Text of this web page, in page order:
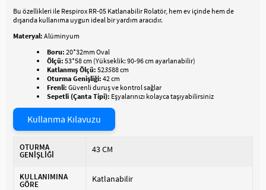
Bu özellikleri ile Respirox RR-05 Katlanabilir Rolatör, hem ev içinde hem de
dışarıda kullanıma uygun ideal bir yardım aracıdır.
Materyal: Alüminyum
Boru: 20*32mm Oval
Ölçü: 53*58 cm (Yükseklik: 90-96 cm ayarlanabilir)
Katlanmış Ölçü: 523588 cm
Oturma Genişliği: 42 cm
Frenli: Güvenli duruş ve kontrol sağlar
Sepetli (Çanta Tipi): Eşyalarınızı kolayca taşıyabilirsiniz
Kullanma Kılavuzu
OTURMA
GENİŞLİĞİ
43 CM
KULLANIMINA
GÖRE
Katlanabilir